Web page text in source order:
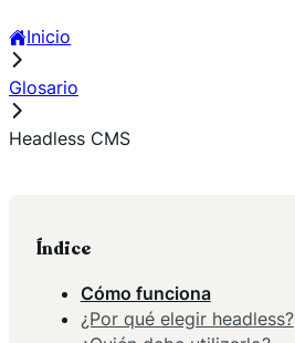
Inicio
Glosario
Headless CMS
Índice
Cómo funciona
¿Por qué elegir headless?